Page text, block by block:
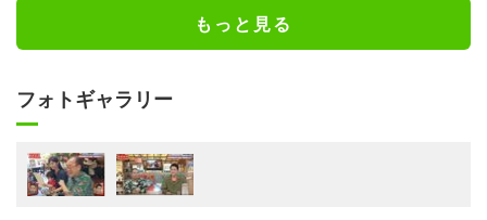
もっと見る
フォトギャラリー